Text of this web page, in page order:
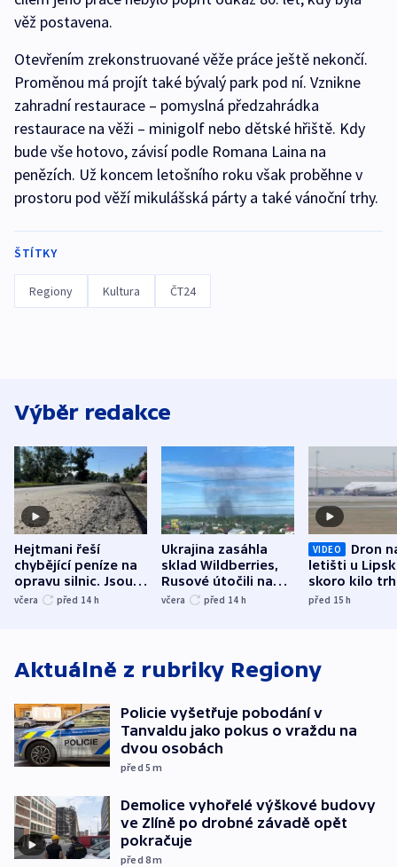
věž postavena.
Otevřením zrekonstruované věže práce ještě nekončí.
Proměnou má projít také bývalý park pod ní. Vznikne
zahradní restaurace – pomyslná předzahrádka
restaurace na věži – minigolf nebo dětské hřiště. Kdy
bude vše hotovo, závisí podle Romana Laina na
penězích. Už koncem letošního roku však proběhne v
prostoru pod věží mikulášská párty a také vánoční trhy.
ŠTÍTKY
Regiony Kultura ČT24
Výběr redakce
Hejtmani řeší
chybějící peníze na
opravu silnic. Jsou
nenárokové, namítá
včera před 14 h
Ukrajina zasáhla
sklad Wildberries,
Rusové útočili na
trh, hasiče či
včera před 14 h
VIDEO
Dron
letišti u
skoro kilo
indicie
před 15h
Aktuálně z rubriky Regiony
Policie vyšetřuje pobodání v
Tanvaldu jako pokus o vraždu na
dvou osobách
před 5m
Demolice vyhořelé výškové budovy
ve Zlíně po drobné závadě opět
pokračuje
před 8m